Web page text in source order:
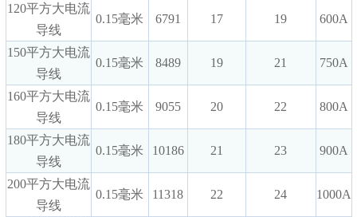
120平方大电流
导线
0.15毫米 6791 17 19 600A
150平方大电流
导线
0.15毫米 8489 19 21 750A
160平方大电流
导线
0.15毫米 9055 20 22 800A
180平方大电流
导线
0.15毫米 10186 21 23 900A
200平方大电流
导线
0.15毫米 11318 22 24 1000A